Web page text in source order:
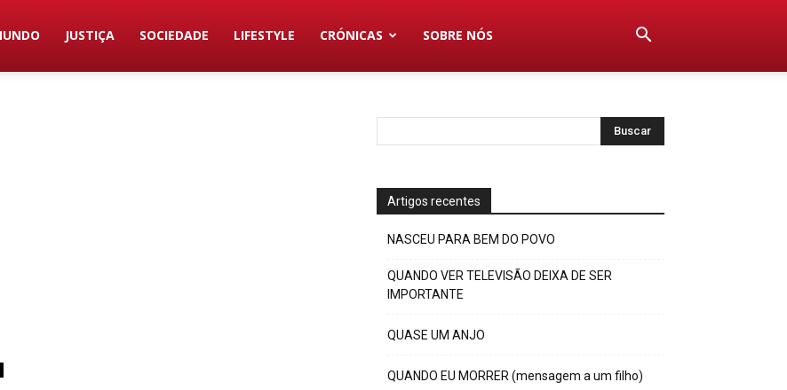
JUSTIÇA SOCIEDADE LIFESTYLE CRÓNICAS SOBRE NÓS
Artigos recentes
NASCEU PARA BEM DO POVO
QUANDO VER TELEVISÃO DEIXA DE SER
IMPORTANTE
QUASE UM ANJO
QUANDO EU MORRER (mensagem a um filho)